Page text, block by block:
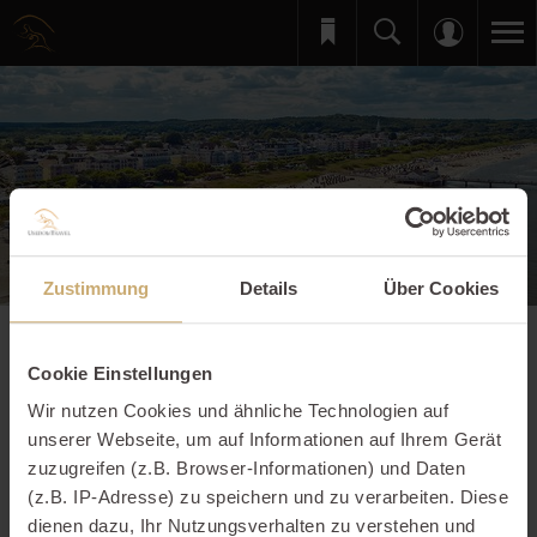
Zustimmung Details Über Cookies
Cookie Einstellungen
Wir nutzen Cookies und ähnliche Technologien auf
unserer Webseite, um auf Informationen auf Ihrem Gerät
zuzugreifen (z.B. Browser-Informationen) und Daten
(z.B. IP-Adresse) zu speichern und zu verarbeiten. Diese
dienen dazu, Ihr Nutzungsverhalten zu verstehen und